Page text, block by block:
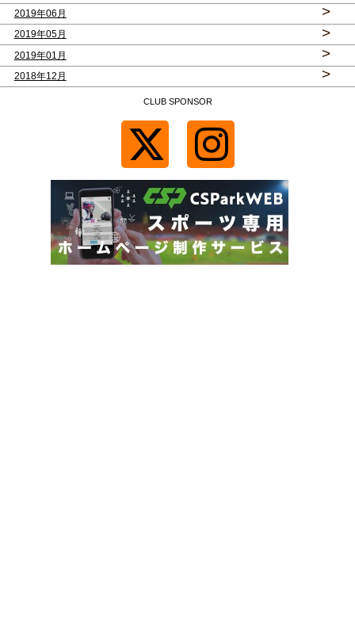
2019年06月 >
2019年05月 >
2019年01月 >
2018年12月 >
CLUB SPONSOR